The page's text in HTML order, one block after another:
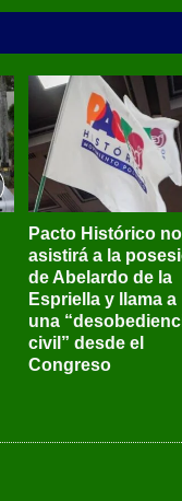
Pacto Histórico no
asistirá a la
de Abelardo de la
Espriella y llama a
una
civil” desde el
Congreso